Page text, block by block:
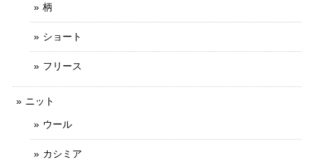
柄
ショート
フリース
ニット
ウール
カシミア